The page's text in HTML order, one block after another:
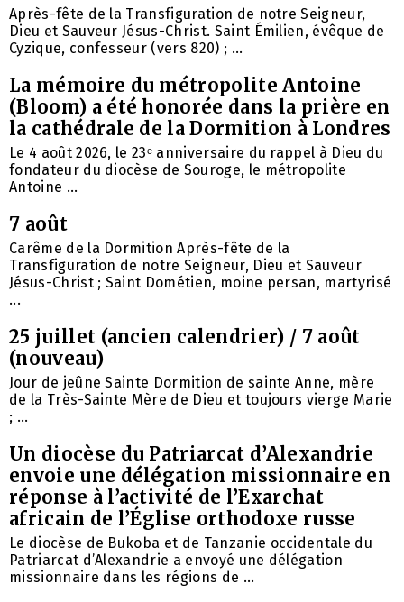
Après-fête de la Transfiguration de notre Seigneur,
Dieu et Sauveur Jésus-Christ. Saint Émilien, évêque de
Cyzique, confesseur (vers 820) ; ...
La mémoire du métropolite Antoine
(Bloom) a été honorée dans la prière en
la cathédrale de la Dormition à Londres
Le 4 août 2026, le 23ᵉ anniversaire du rappel à Dieu du
fondateur du diocèse de Souroge, le métropolite
Antoine ...
7 août
Carême de la Dormition Après-fête de la
Transfiguration de notre Seigneur, Dieu et Sauveur
Jésus-Christ ; Saint Dométien, moine persan, martyrisé
...
25 juillet (ancien calendrier) / 7 août
(nouveau)
Jour de jeûne Sainte Dormition de sainte Anne, mère
de la Très-Sainte Mère de Dieu et toujours vierge Marie
; ...
Un diocèse du Patriarcat d’Alexandrie
envoie une délégation missionnaire en
réponse à l’activité de l’Exarchat
africain de l’Église orthodoxe russe
Le diocèse de Bukoba et de Tanzanie occidentale du
Patriarcat d’Alexandrie a envoyé une délégation
missionnaire dans les régions de ...